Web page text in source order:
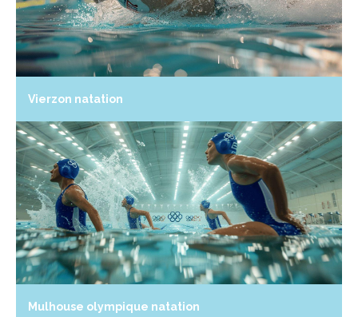
Vierzon natation
Mulhouse olympique natation